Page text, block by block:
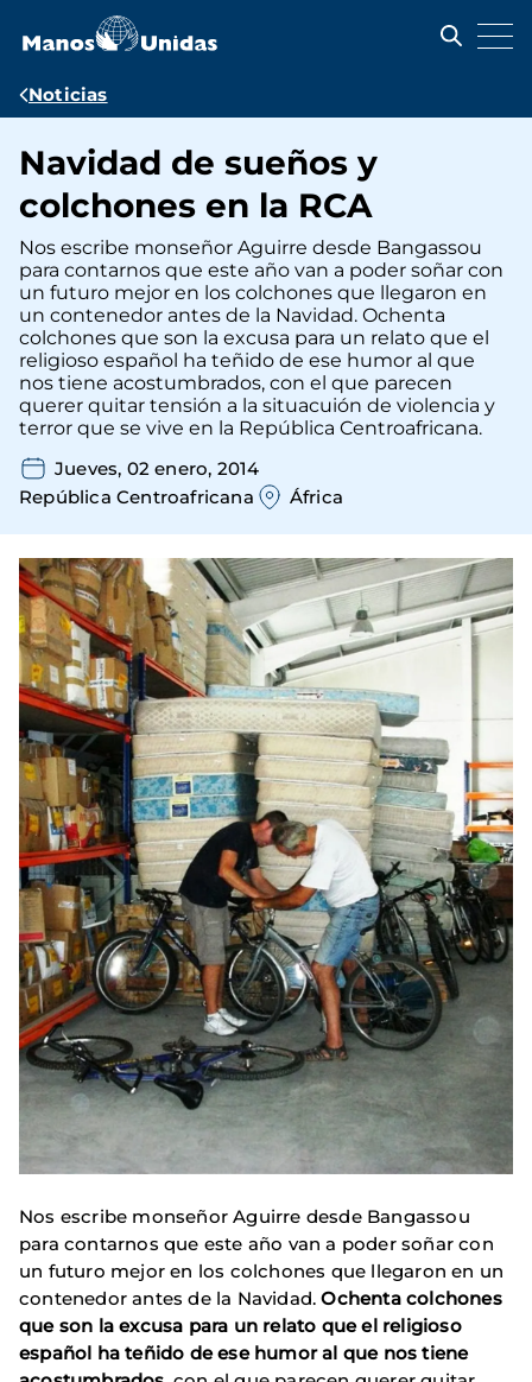
contenido
Ruta
navegación
Noticias
Navidad de sueños y
colchones en la RCA
Nos escribe monseñor Aguirre desde Bangassou
para contarnos que este año van a poder soñar con
un futuro mejor en los colchones que llegaron en
un contenedor antes de la Navidad. Ochenta
colchones que son la excusa para un relato que el
religioso español ha teñido de ese humor al que
nos tiene acostumbrados, con el que parecen
querer quitar tensión a la situacuión de violencia y
terror que se vive en la República Centroafricana.
Jueves, 02 enero, 2014
República Centroafricana
África
Nos escribe monseñor Aguirre desde Bangassou
para contarnos que este año van a poder soñar con
un futuro mejor en los colchones que llegaron en un
contenedor antes de la Navidad.Ochenta colchones
que son la excusa para un relato que el religioso
español ha teñido de ese humor al que nos tiene